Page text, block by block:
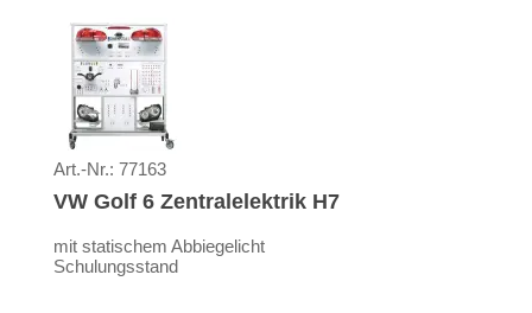
Art.-Nr.: 77163
VW Golf 6 Zentralelektrik H7
mit statischem Abbiegelicht
Schulungsstand